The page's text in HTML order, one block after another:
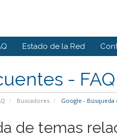
Estado de la Red
- FAQ
Buscadores Google -
de temas